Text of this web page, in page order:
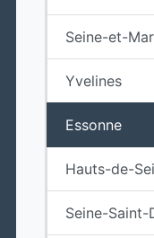
Seine-et-
Yvelines
Essonne
Hauts-de-
Seine-Saint-